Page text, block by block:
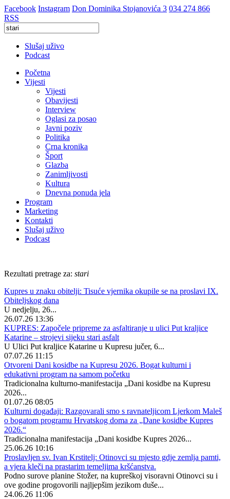
Facebook Instagram Don Dominika Stojanovića 3 034 274 866
RSS
Slušaj uživo
Podcast
Početna
Vijesti
Vijesti
Obavijesti
Interview
Oglasi za posao
Javni poziv
Politika
Crna kronika
Šport
Glazba
Zanimljivosti
Kultura
Dnevna ponuda jela
Program
Marketing
Kontakti
Slušaj uživo
Podcast
Rezultati pretrage za: stari
Kupres u znaku obitelji: Tisuće vjernika okupile se na proslavi IX.
Obiteljskog dana
U nedjelju, 26...
26.07.26 13:36
KUPRES: Započele pripreme za asfaltiranje u ulici Put kraljice
Katarine – strojevi sijeku stari asfalt
U Ulici Put kraljice Katarine u Kupresu jučer, 6...
07.07.26 11:15
Otvoreni Dani kosidbe na Kupresu 2026. Bogat kulturni i
edukativni program na samom početku
Tradicionalna kulturno-manifestacija „Dani kosidbe na Kupresu
2026...
01.07.26 08:05
Kulturni događaji: Razgovarali smo s ravnateljicom Ljerkom Maleš
o bogatom programu Hrvatskog doma za „Dane kosidbe Kupres
2026.“
Tradicionalna manifestacija „Dani kosidbe Kupres 2026...
25.06.26 10:16
Proslavljen sv. Ivan Krstitelj: Otinovci su mjesto gdje zemlja pamti,
a vjera kleči na prastarim temeljima kršćanstva.
Podno surove planine Stožer, na kupreškoj visoravni Otinovci su i
ove godine progovorili najljepšim jezikom duše...
24.06.26 11:06